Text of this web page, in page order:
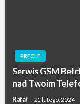
PRECLE
Serwis GSM
nad Twoim
Rafał 25 lutego, 2024